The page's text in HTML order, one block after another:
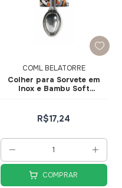
COML BELATORRE
Colher para Sorvete em
Inox e Bambu Soft
R$17,24
COMPRAR